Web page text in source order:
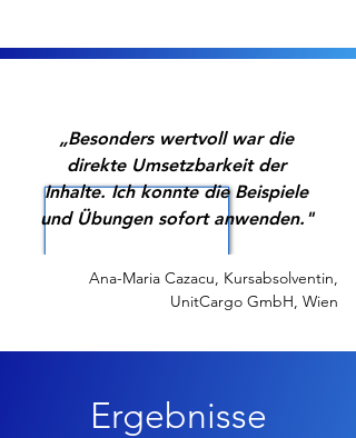
„Besonders wertvoll war die
direkte Umsetzbarkeit der
Inhalte. Ich konnte die Beispiele
und Übungen sofort anwenden."
Ana-Maria Cazacu, Kursabsolventin,
UnitCargo GmbH, Wien
Ergebnisse